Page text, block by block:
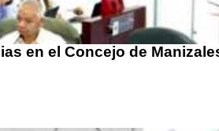
en el Concejo de